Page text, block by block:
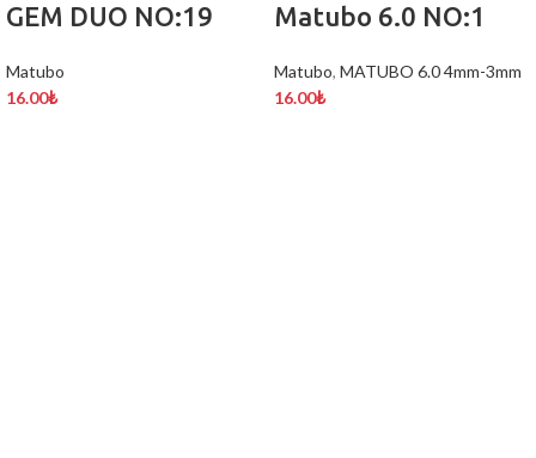
GEM DUO NO:19
Matubo
16.00₺
Matubo 6.0 NO:1
Matubo, MATUBO 6.0 4mm-3mm
16.00₺